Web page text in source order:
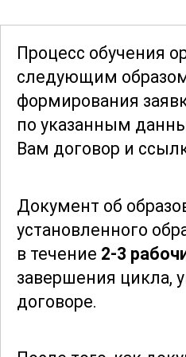
минимизировать
предотвратить
Особое внимание
экологическим
включая методы
снижение вредного
По завершении
обладать
практическими
позволят им
Процесс обучения
следующим
формирования
по указанным
Вам договор и
Документ об
установленного
в течение 2-3
завершения цикла,
договоре.